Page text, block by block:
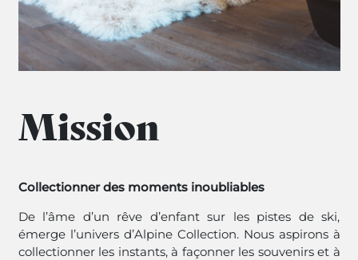
Mission
Collectionner des moments inoubliables
De l’âme d’un rêve d’enfant sur les pistes de ski,
émerge l’univers d’Alpine Collection. Nous aspirons à
collectionner les instants, à façonner les souvenirs et à